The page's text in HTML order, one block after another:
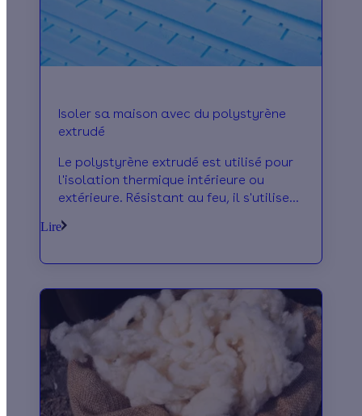
Isoler sa maison avec du polystyrène
extrudé
Le polystyrène extrudé est utilisé pour
l'isolation thermique intérieure ou
extérieure. Résistant au feu, il s'utilise
d'isolation des sols...
Lire